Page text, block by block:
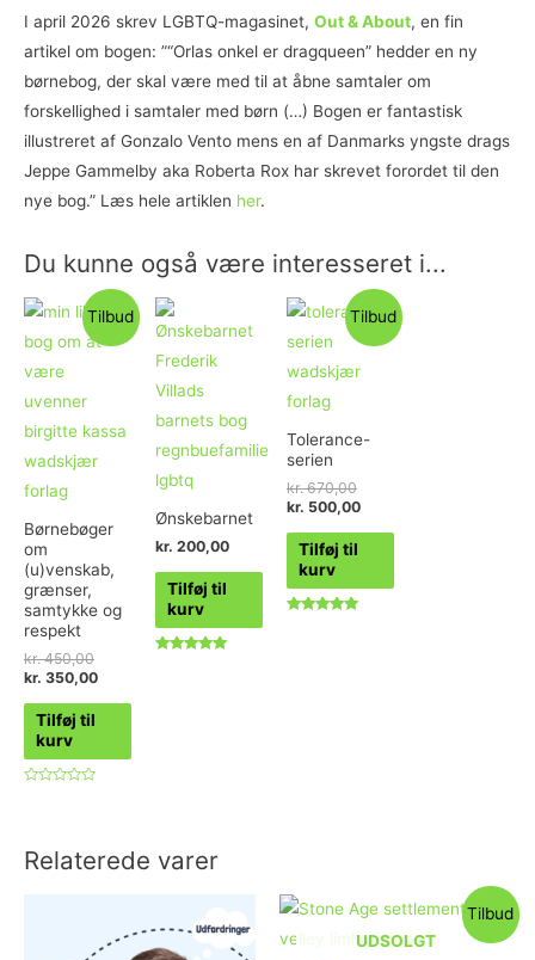
I april 2026 skrev LGBTQ-magasinet, Out & About, en fin
artikel om bogen: ”“Orlas onkel er dragqueen” hedder en ny
børnebog, der skal være med til at åbne samtaler om
forskellighed i samtaler med børn (…) Bogen er fantastisk
illustreret af Gonzalo Vento mens en af Danmarks yngste drags
Jeppe Gammelby aka Roberta Rox har skrevet forordet til den
nye bog.” Læs hele artiklen her.
Du kunne også være interesseret i...
Tilbud
Børnebøger
om
(u)venskab,
grænser,
samtykke og
respekt
kr.450,00
kr. 350,00
Tilføj til
kurv
Ønskebarnet
kr. 200,00
Tilføj til
kurv
Tilbud
Tolerance-
serien
kr.670,00
kr. 500,00
Tilføj til
kurv
Relaterede varer
Tilbud
UDSOLGT